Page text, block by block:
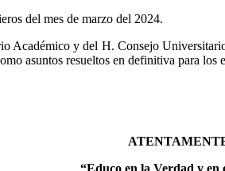
del mes de marzo del 2024.
Académico y del H. Consejo
asuntos resueltos en definitiva para los